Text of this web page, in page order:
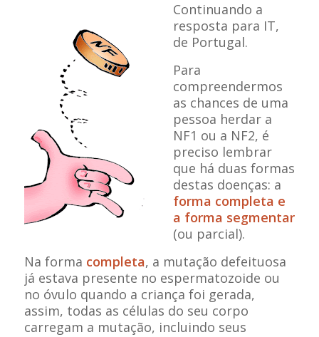
Continuando a
resposta para IT,
de Portugal.
Para
compreendermos
as chances de uma
pessoa herdar a
NF1 ou a NF2, é
preciso lembrar
que há duas formas
destas doenças: a
forma completa e
a forma segmentar
(ou parcial).
Na forma completa, a mutação defeituosa
já estava presente no espermatozoide ou
no óvulo quando a criança foi gerada,
assim, todas as células do seu corpo
carregam a mutação, incluindo seus